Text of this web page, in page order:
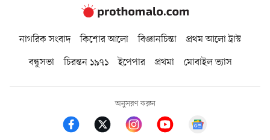
নাগরিক সংবাদ কিশোর আলো বিজ্ঞানচিন্তা
প্রথম আলো ট্রাস্ট
বন্ধুসভা
চিরন্তন ১৯৭১ ইপেপার প্রথমা মোবাইল ভ্যাস
অনুসরণ করুন